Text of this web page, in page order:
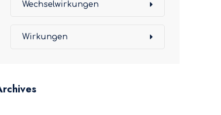
Wechselwirkungen
Wirkungen